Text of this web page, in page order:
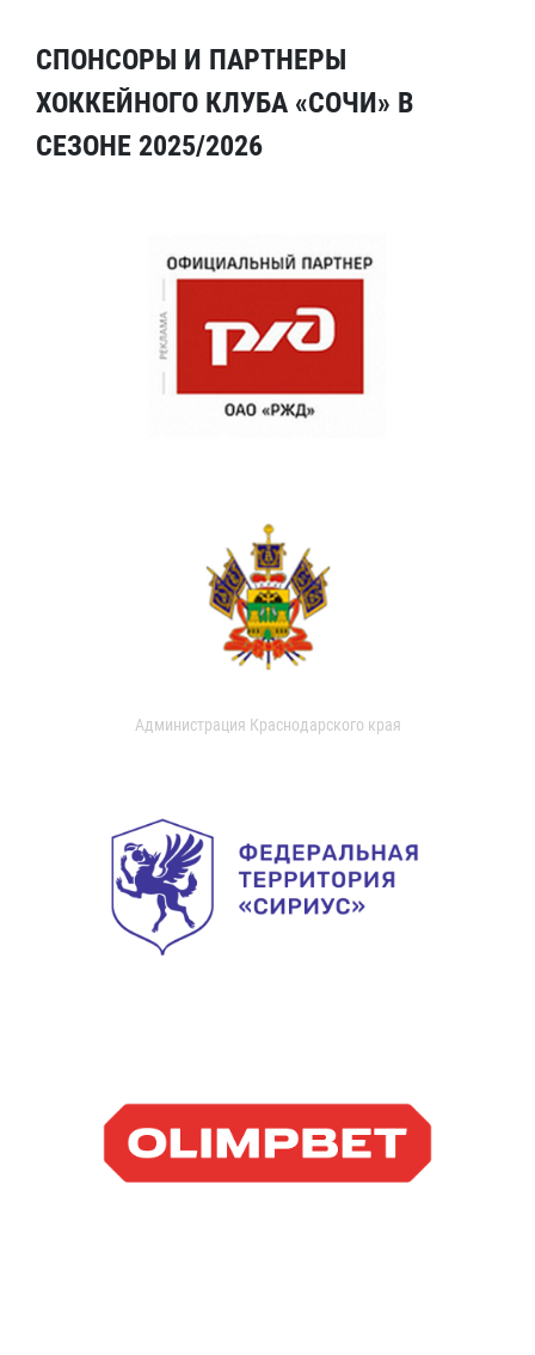
СПОНСОРЫ И ПАРТНЕРЫ
ХОККЕЙНОГО КЛУБА «СОЧИ» В
СЕЗОНЕ 2025/2026
Администрация Краснодарского края